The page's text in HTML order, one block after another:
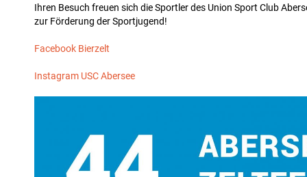
Ihren Besuch freuen sich die Sportler des Union Sport Club
zur Förderung der Sportjugend!
Facebook Bierzelt
Instagram USC Abersee